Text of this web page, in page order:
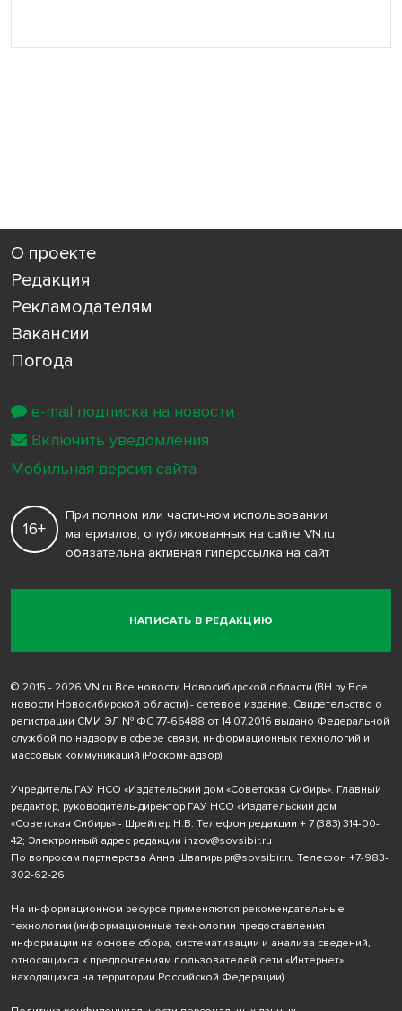
О проекте
Редакция
Рекламодателям
Вакансии
Погода
НАПИСАТЬ В РЕДАКЦИЮ
16+
При полном или частичном использовании
материалов, опубликованных на сайте VN.ru,
обязательна активная гиперссылка на сайт
© 2015 - 2026 VN.ru Все новости Новосибирской области (ВН.ру Все
новости Новосибирской области) - сетевое издание. Свидетельство о
регистрации СМИ ЭЛ № ФС 77-66488 от 14.07.2016 выдано Федеральной
службой по надзору в сфере связи, информационных технологий и
массовых коммуникаций (Роскомнадзор)
Учредитель ГАУ НСО «Издательский дом «Советская Сибирь». Главный
редактор, руководитель-директор ГАУ НСО «Издательский дом
«Советская Сибирь» - Шрейтер Н.В. Телефон редакции + 7 (383) 314-00-
42; Электронный адрес редакции inzov@sovsibir.ru
По вопросам партнерства Анна Швагирь pr@sovsibir.ru Телефон +7-983-
302-62-26
На информационном ресурсе применяются рекомендательные
технологии (информационные технологии предоставления
информации на основе сбора, систематизации и анализа сведений,
относящихся к предпочтениям пользователей сети «Интернет»,
находящихся на территории Российской Федерации).
e-mail подписка на новости
Включить уведомления
Мобильная версия сайта